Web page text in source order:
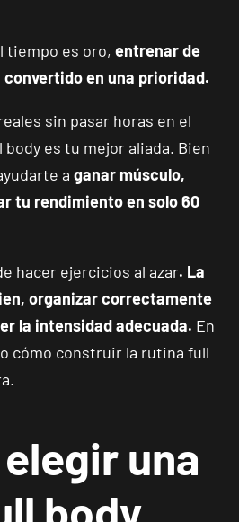
tiempo es oro, entrenar de
en una prioridad.
sin pasar horas en el
es tu mejor aliada. Bien
a ganar músculo,
tu rendimiento en solo 60
hacer ejercicios al azar. La
organizar correctamente
la intensidad adecuada. En
cómo construir la rutina full
una
body